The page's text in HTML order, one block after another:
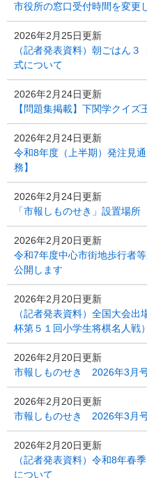
市役所の窓口受付時間を変更
2026年2月25日更新
（記者発表資料）朝ごはん
式について
2026年2月24日更新
【問題集掲載】下関学クイ
2026年2月24日更新
令和8年度（上半期）発注見
務】
2026年2月24日更新
「市報しものせき」設置場所
2026年2月20日更新
令和7年度中心市街地歩行者
公開します
2026年2月20日更新
（記者発表資料）全国大会
杯第５１回小学生将棋名人戦）
2026年2月20日更新
市報しものせき 2026年3月
2026年2月20日更新
市報しものせき 2026年3月
2026年2月20日更新
（記者発表資料）令和8年春
について